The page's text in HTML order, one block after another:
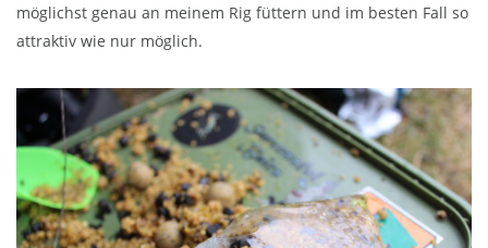
möglichst genau an meinem Rig füttern und im besten Fall so
attraktiv wie nur möglich.